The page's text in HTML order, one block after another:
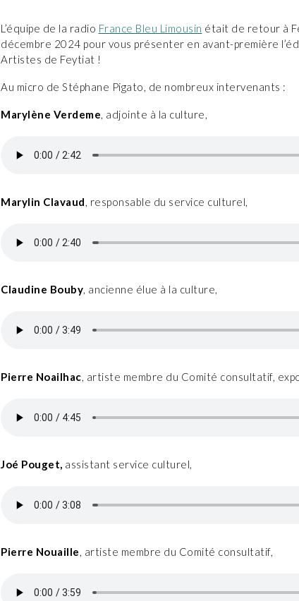
L’équipe de la radio France Bleu Limousin était de retour à
décembre 2024 pour vous présenter en avant-première
Artistes de Feytiat !
Au micro de Stéphane Pigato, de nombreux intervenants :
Marylène Verdeme, adjointe à la culture,
Marylin Clavaud, responsable du service culturel,
Claudine Bouby, ancienne élue à la culture,
Pierre Noailhac, artiste membre du Comité consultatif,
Joé Pouget, assistant service culturel,
Pierre Nouaille, artiste membre du Comité consultatif,